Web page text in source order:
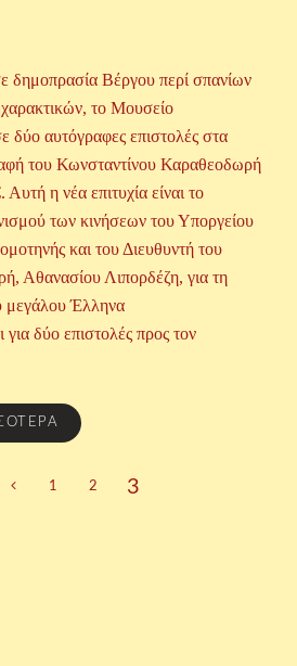
δημοπρασία Βέργου περί σπανίων
το Μουσείο
αυτόγραφες επιστολές στα
του Κωνσταντίνου Καραθεοδωρή
η νέα επιτυχία είναι το
των κινήσεων του Υποργείου
και του Διευθυντή του
Αθανασίου Λιπορδέζη, για τη
μεγάλου Έλληνα
δύο επιστολές προς τον
1 2 3